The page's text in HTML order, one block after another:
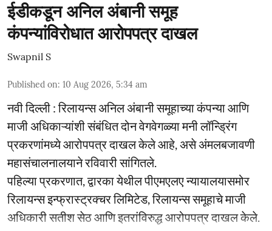
ईडीकडून अनिल अंबानी समूह
कंपन्यांविरोधात आरोपपत्र दाखल
Swapnil S
Published on: 10 Aug 2026, 5:34 am
नवी दिल्ली : रिलायन्स अनिल अंबानी समूहाच्या कंपन्या आणि
माजी अधिकाऱ्यांशी संबंधित दोन वेगवेगळ्या मनी लॉन्ड्रिंग
प्रकरणांमध्ये आरोपपत्र दाखल केले आहे, असे अंमलबजावणी
महासंचालनालयाने रविवारी सांगितले.
पहिल्या प्रकरणात, द्वारका येथील पीएमएलए न्यायालयासमोर
रिलायन्स इन्फ्रास्ट्रक्चर लिमिटेड, रिलायन्स समूहाचे माजी
अधिकारी सतीश सेठ आणि इतरांविरुद्ध आरोपपत्र दाखल केले.